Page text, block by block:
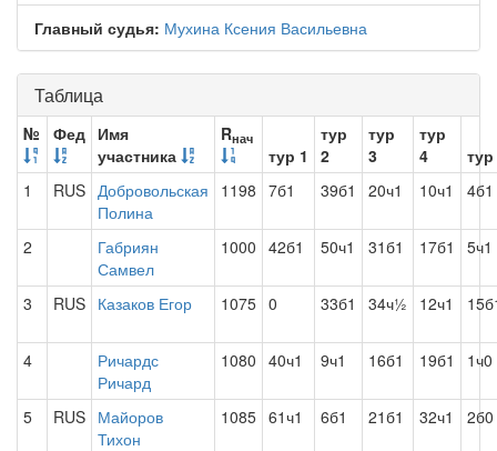
Главный судья: Мухина Ксения Васильевна
Таблица
№ Фед Имя
участника
Rнач
тур 1
тур
2
тур
3
тур
4
1
RUS Добровольская
Полина
1198 7б1 39б1 20ч1 10ч1 4б1
2
Габриян
Самвел
1000 42б1 50ч1 31б1 17б1 5ч1
3 RUS Казаков Егор 1075 0 33б1 34ч½ 12ч1
4
Ричардс
Ричард
1080 40ч1 9ч1 16б1 19б1 1ч0
5 RUS Майоров
Тихон
1085 61ч1 6б1 21б1 32ч1 2б0